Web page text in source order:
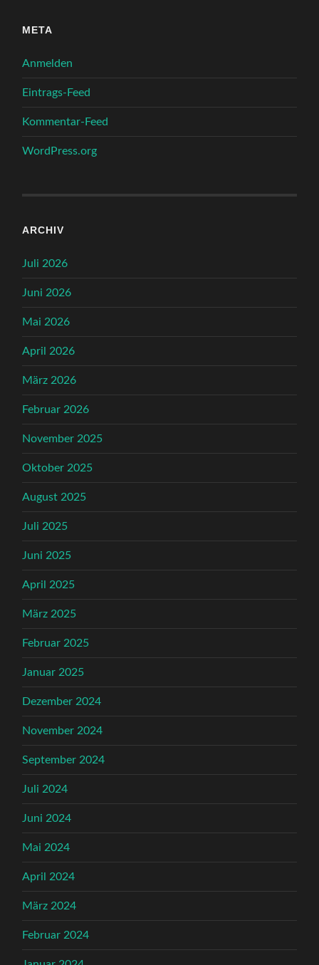
META
Anmelden
Eintrags-Feed
Kommentar-Feed
WordPress.org
ARCHIV
Juli 2026
Juni 2026
Mai 2026
April 2026
März 2026
Februar 2026
November 2025
Oktober 2025
August 2025
Juli 2025
Juni 2025
April 2025
März 2025
Februar 2025
Januar 2025
Dezember 2024
November 2024
September 2024
Juli 2024
Juni 2024
Mai 2024
April 2024
März 2024
Februar 2024